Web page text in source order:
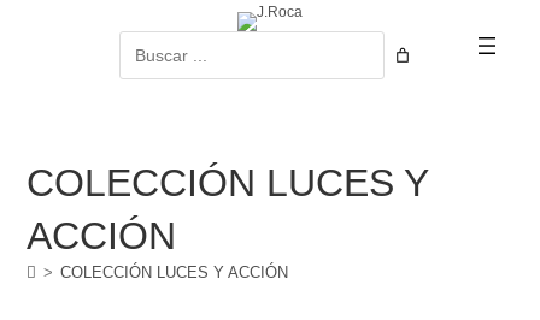
COLECCIÓN LUCES Y
ACCIÓN
> COLECCIÓN LUCES Y ACCIÓN